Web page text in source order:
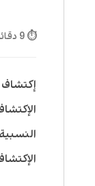
⏱ 9 دقائق قراءة